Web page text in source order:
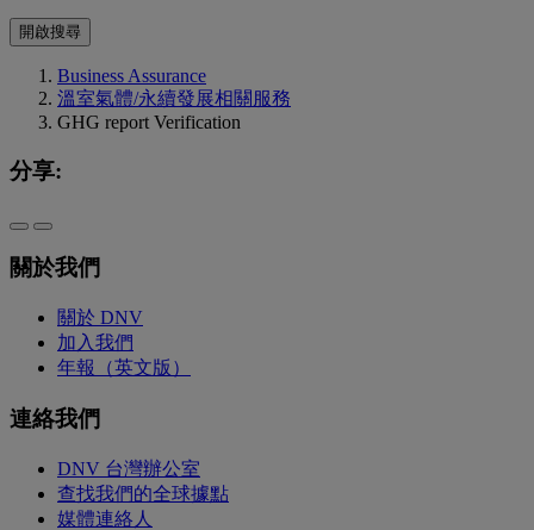
開啟搜尋
Business Assurance
溫室氣體/永續發展相關服務
GHG report Verification
分享:
關於我們
關於 DNV
加入我們
年報（英文版）
連絡我們
DNV 台灣辦公室
查找我們的全球據點
媒體連絡人